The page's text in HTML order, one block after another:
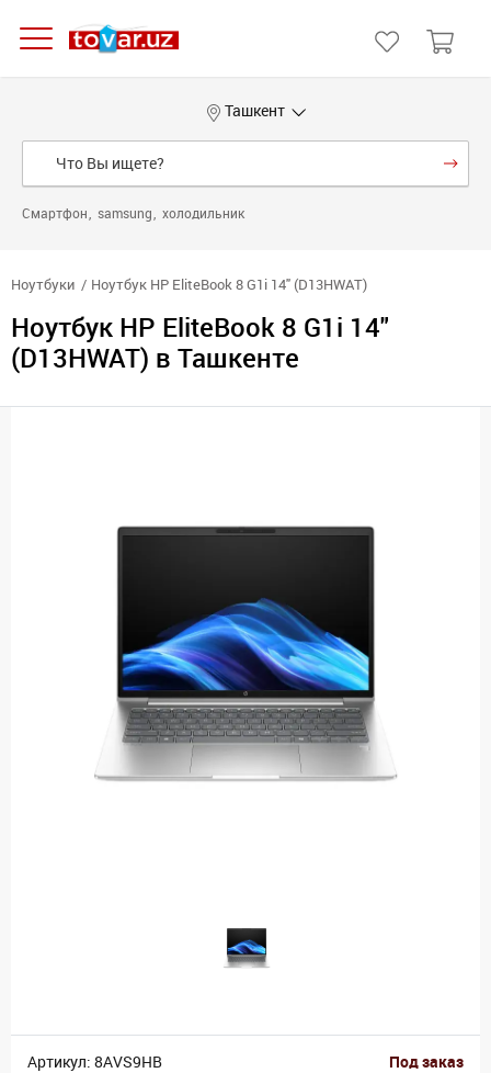
Ташкент
Смартфон samsung холодильник
Ноутбуки Ноутбук HP EliteBook 8 G1i 14" (D13HWAT)
Ноутбук HP EliteBook 8 G1i 14"
(D13HWAT) в Ташкенте
Артикул: 8AVS9HB Под заказ